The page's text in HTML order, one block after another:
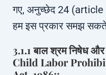
गए, अनुच्छेद 24
हम इस प्रकार समझ
3.1.1 बाल श्रम निषेध
Child Labor